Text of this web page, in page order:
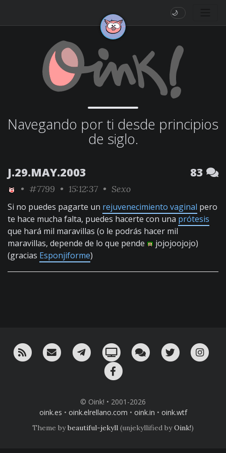
🌙
Navegando por ti desde principios
de siglo.
J.29.MAY.2003 83
• #7799 • 15:12:37 • Sexo
Si no puedes pagarte un rejuvenecimiento vaginal pero
te hace mucha falta, puedes hacerte con una prótesis
que hará mil maravillas (o le podrás hacer mil
maravillas, depende de lo que pende
jojojoojojo)
(gracias Esponjiforme)
RSS ¡Mándame un email!¡Nuestro canal en Telegram!
Oink! TV Charla con nosotros
Twitter
© Oink! • 2001-2026
oink.es • oink.elrellano.com • oink.in • oink.wtf
Theme bybeautiful-jekyll (unjekyllified byOink!)